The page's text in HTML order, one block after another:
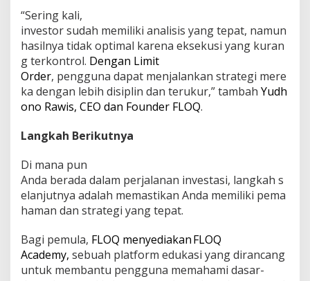
“Sering kali,
investor sudah memiliki analisis yang tepat, namun
hasilnya tidak optimal karena eksekusi yang kuran
g terkontrol. Dengan Limit
Order, pengguna dapat menjalankan strategi mere
ka dengan lebih disiplin dan terukur,” tambah Yudh
ono Rawis, CEO dan Founder FLOQ.
Langkah Berikutnya
Di mana pun
Anda berada dalam perjalanan investasi, langkah s
elanjutnya adalah memastikan Anda memiliki pema
haman dan strategi yang tepat.
Bagi pemula, FLOQ menyediakan FLOQ
Academy, sebuah platform edukasi yang dirancang
untuk membantu pengguna memahami dasar-